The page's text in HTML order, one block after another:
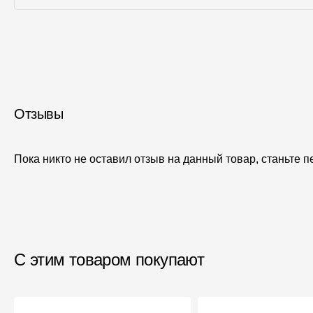
Отзывы
Пока никто не оставил отзыв на данный товар, станьте
С этим товаром покупают